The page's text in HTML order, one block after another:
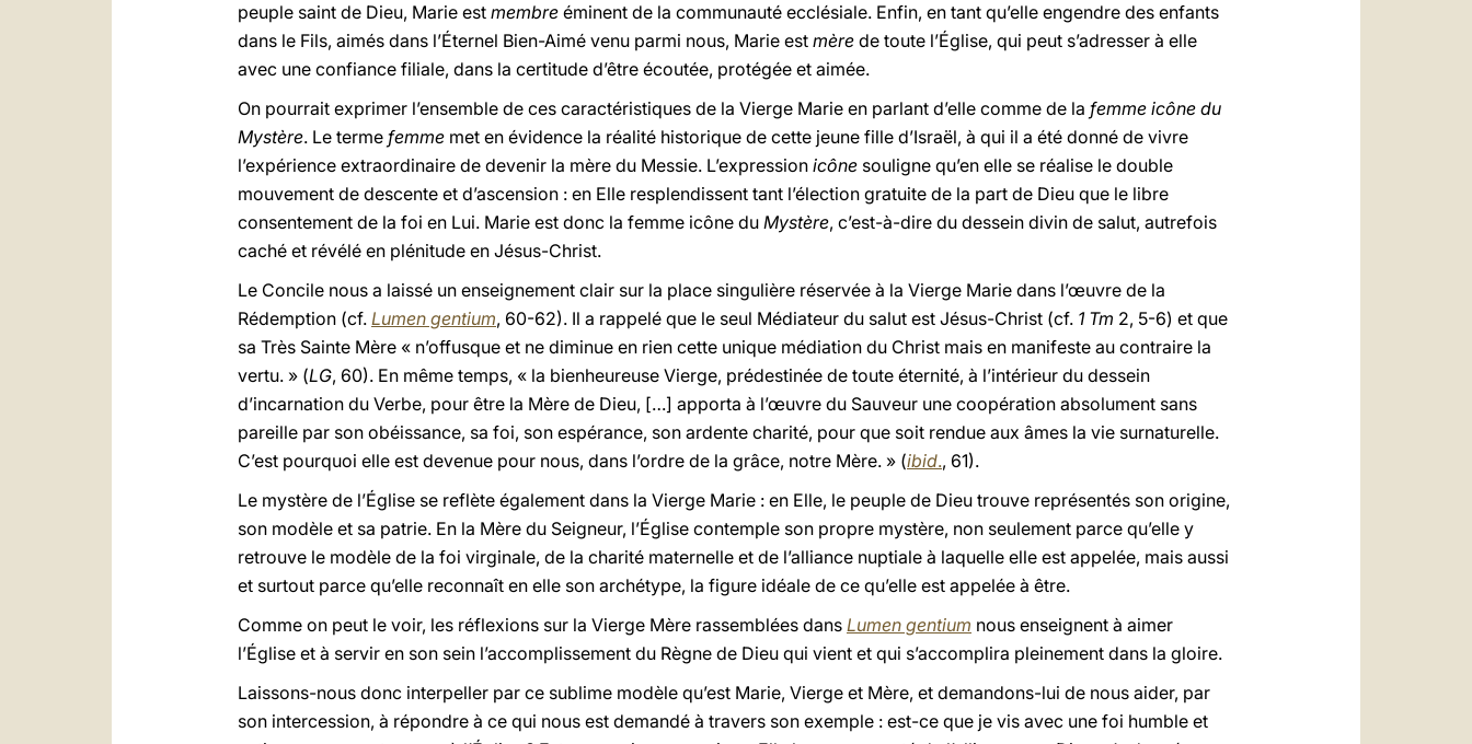
peuple saint de Dieu, Marie est membre éminent de la communauté ecclésiale. Enfin, en tant qu’elle engendre des enfants
dans le Fils, aimés dans l’Éternel Bien-Aimé venu parmi nous, Marie est mère de toute l’Église, qui peut s’adresser à elle
avec une confiance filiale, dans la certitude d’être écoutée, protégée et aimée.
On pourrait exprimer l’ensemble de ces caractéristiques de la Vierge Marie en parlant d’elle comme de la femme icône du
Mystère. Le terme femme met en évidence la réalité historique de cette jeune fille d’Israël, à qui il a été donné de vivre
l’expérience extraordinaire de devenir la mère du Messie. L’expression icône souligne qu’en elle se réalise le double
mouvement de descente et d’ascension : en Elle resplendissent tant l’élection gratuite de la part de Dieu que le libre
consentement de la foi en Lui. Marie est donc la femme icône du Mystère, c’est-à-dire du dessein divin de salut, autrefois
caché et révélé en plénitude en Jésus-Christ.
Le Concile nous a laissé un enseignement clair sur la place singulière réservée à la Vierge Marie dans l’œuvre de la
Rédemption (cf. Lumen gentium, 60-62). Il a rappelé que le seul Médiateur du salut est Jésus-Christ (cf. 1 Tm 2, 5-6) et que
sa Très Sainte Mère « n’offusque et ne diminue en rien cette unique médiation du Christ mais en manifeste au contraire la
vertu. » (LG, 60). En même temps, « la bienheureuse Vierge, prédestinée de toute éternité, à l’intérieur du dessein
d’incarnation du Verbe, pour être la Mère de Dieu, […] apporta à l’œuvre du Sauveur une coopération absolument sans
pareille par son obéissance, sa foi, son espérance, son ardente charité, pour que soit rendue aux âmes la vie surnaturelle.
C’est pourquoi elle est devenue pour nous, dans l’ordre de la grâce, notre Mère. » (ibid., 61).
Le mystère de l’Église se reflète également dans la Vierge Marie : en Elle, le peuple de Dieu trouve représentés son origine,
son modèle et sa patrie. En la Mère du Seigneur, l’Église contemple son propre mystère, non seulement parce qu’elle y
retrouve le modèle de la foi virginale, de la charité maternelle et de l’alliance nuptiale à laquelle elle est appelée, mais aussi
et surtout parce qu’elle reconnaît en elle son archétype, la figure idéale de ce qu’elle est appelée à être.
Comme on peut le voir, les réflexions sur la Vierge Mère rassemblées dans Lumen gentium nous enseignent à aimer
l’Église et à servir en son sein l’accomplissement du Règne de Dieu qui vient et qui s’accomplira pleinement dans la gloire.
Laissons-nous donc interpeller par ce sublime modèle qu’est Marie, Vierge et Mère, et demandons-lui de nous aider, par
son intercession, à répondre à ce qui nous est demandé à travers son exemple : est-ce que je vis avec une foi humble et